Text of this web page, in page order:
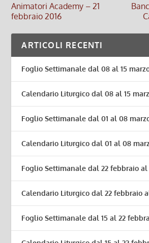
Animatori Academy – 21
febbraio 2016
ARTICOLI RECENTI
Foglio Settimanale dal 08 al 15
Calendario Liturgico dal 08 al 15
Foglio Settimanale dal 01 al 08
Calendario Liturgico dal 01 al 08
Foglio Settimanale dal 22 febbraio al
Calendario Liturgico dal 22 febbraio
Foglio Settimanale dal 15 al 22